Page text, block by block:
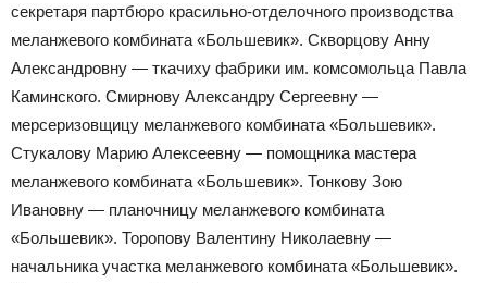
секретаря партбюро красильно-отделочного производства
меланжевого комбината «Большевик». Скворцову Анну
Александровну — ткачиху фабрики им. комсомольца Павла
Каминского. Смирнову Александру Сергеевну —
мерсеризовщицу меланжевого комбината «Большевик».
Стукалову Марию Алексеевну — помощника мастера
меланжевого комбината «Большевик». Тонкову Зою
Ивановну — планочницу меланжевого комбината
«Большевик». Торопову Валентину Николаевну —
начальника участка меланжевого комбината «Большевик».